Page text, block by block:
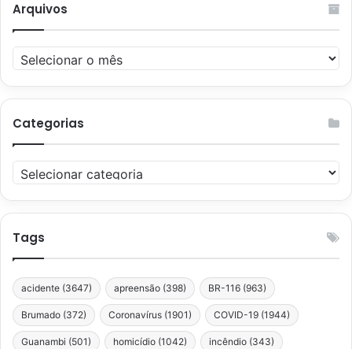
Arquivos
Arquivos
Categorias
Categorias
Tags
acidente (3647) apreensão (398) BR-116 (963)
Brumado (372) Coronavírus (1901) COVID-19 (1944)
Guanambi (501) homicídio (1042) incêndio (343)